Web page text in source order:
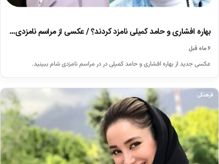
بهاره افشاری و حامد کمیلی نامزد کردند؟ / عکسی از مراسم نامزدی…
۶ ماه قبل
عکسی جدید از بهاره افشاری و حامد کمیلی در در مراسم نامزدی شام ببینید.
فرهنگی